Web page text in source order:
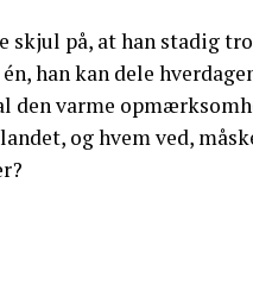
skjul på, at han stadig
han kan dele
den varme
og hvem ved,